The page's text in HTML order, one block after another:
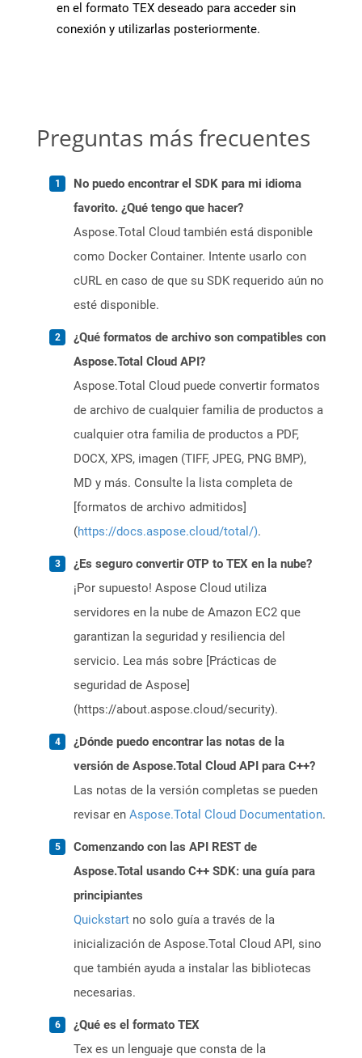
en el formato TEX deseado para acceder sin
conexión y utilizarlas posteriormente.
Preguntas más frecuentes
No puedo encontrar el SDK para mi idioma
favorito. ¿Qué tengo que hacer?
Aspose.Total Cloud también está disponible
como Docker Container. Intente usarlo con
cURL en caso de que su SDK requerido aún no
esté disponible.
¿Qué formatos de archivo son compatibles con
Aspose.Total Cloud API?
Aspose.Total Cloud puede convertir formatos
de archivo de cualquier familia de productos a
cualquier otra familia de productos a PDF,
DOCX, XPS, imagen (TIFF, JPEG, PNG BMP),
MD y más. Consulte la lista completa de
[formatos de archivo admitidos]
(https://docs.aspose.cloud/total/).
¿Es seguro convertir OTP to TEX en la nube?
¡Por supuesto! Aspose Cloud utiliza
servidores en la nube de Amazon EC2 que
garantizan la seguridad y resiliencia del
servicio. Lea más sobre [Prácticas de
seguridad de Aspose]
(https://about.aspose.cloud/security).
¿Dónde puedo encontrar las notas de la
versión de Aspose.Total Cloud API para C++?
Las notas de la versión completas se pueden
revisar en Aspose.Total Cloud Documentation.
Comenzando con las API REST de
Aspose.Total usando C++ SDK: una guía para
principiantes
Quickstart no solo guía a través de la
inicialización de Aspose.Total Cloud API, sino
que también ayuda a instalar las bibliotecas
necesarias.
¿Qué es el formato TEX
Tex es un lenguaje que consta de la